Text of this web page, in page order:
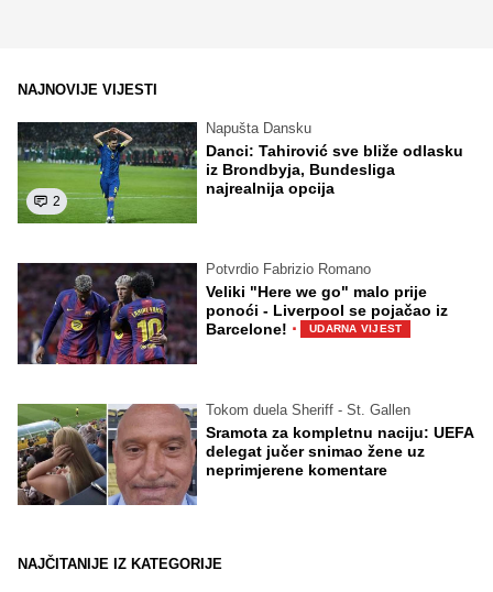
NAJNOVIJE VIJESTI
2
Napušta Dansku
Danci: Tahirović sve bliže odlasku
iz Brondbyja, Bundesliga
najrealnija opcija
Potvrdio Fabrizio Romano
Veliki "Here we go" malo prije
ponoći - Liverpool se pojačao iz
Barcelone! · UDARNA VIJEST
Tokom duela Sheriff - St. Gallen
Sramota za kompletnu naciju: UEFA
delegat jučer snimao žene uz
neprimjerene komentare
NAJČITANIJE IZ KATEGORIJE